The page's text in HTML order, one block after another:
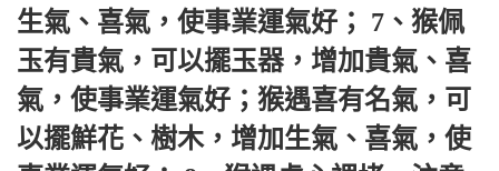
生氣、喜氣，使事業運氣好； 7、猴佩
玉有貴氣，可以擺玉器，增加貴氣、喜
氣，使事業運氣好；猴遇喜有名氣，可
以擺鮮花、樹木，增加生氣、喜氣，使